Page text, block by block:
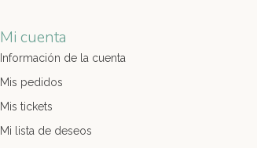
Mi cuenta
Información de la cuenta
Mis pedidos
Mis tickets
Mi lista de deseos